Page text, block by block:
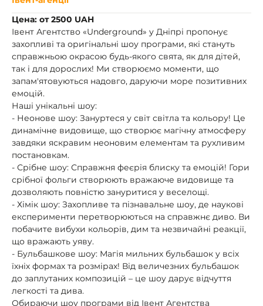
Цена: от 2500 UAH
Івент Агентство «Underground» у Дніпрі пропонує
захопливі та оригінальні шоу програми, які стануть
справжньою окрасою будь-якого свята, як для дітей,
так і для дорослих! Ми створюємо моменти, що
запам'ятовуються надовго, даруючи море позитивних
емоцій.
Наші унікальні шоу:
- Неонове шоу: Зануртеся у світ світла та кольору! Це
динамічне видовище, що створює магічну атмосферу
завдяки яскравим неоновим елементам та рухливим
постановкам.
- Срібне шоу: Справжня феєрія блиску та емоцій! Гори
срібної фольги створюють вражаюче видовище та
дозволяють повністю зануритися у веселощі.
- Хімік шоу: Захопливе та пізнавальне шоу, де наукові
експерименти перетворюються на справжнє диво. Ви
побачите вибухи кольорів, дим та незвичайні реакції,
що вражають уяву.
- Бульбашкове шоу: Магія мильних бульбашок у всіх
їхніх формах та розмірах! Від величезних бульбашок
до заплутаних композицій – це шоу дарує відчуття
легкості та дива.
Обираючи шоу програми від Івент Агентства